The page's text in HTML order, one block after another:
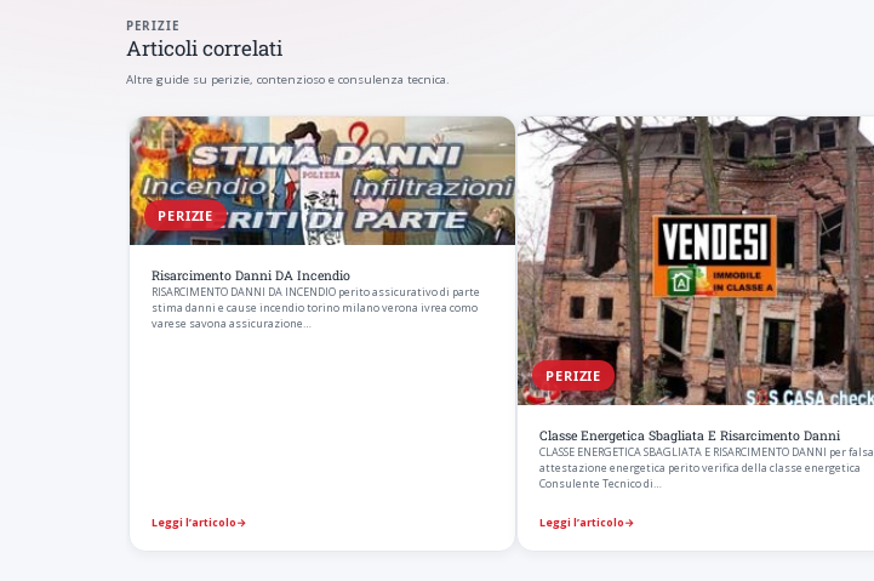
PERIZIE
Articoli correlati
Altre guide su perizie, contenzioso e consulenza tecnica.
PERIZIE
Risarcimento Danni DA Incendio
RISARCIMENTO DANNI DA INCENDIO perito assicurativo di parte
stima danni e cause incendio torino milano verona ivrea como
varese savona assicurazione…
Leggi l’articolo→
PERIZIE
Classe Energetica Sbagliata E Risarcimento Danni
CLASSE ENERGETICA SBAGLIATA E RISARCIMENTO DANNI per falsa
attestazione energetica perito verifica della classe energetica
Consulente Tecnico di…
Leggi l’articolo→